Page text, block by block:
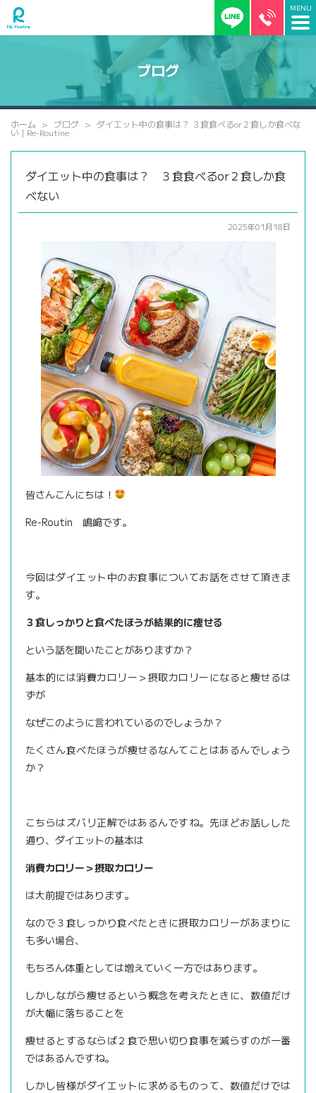
ブログ
ホーム ブログ ダイエット中の食事は？ ３食食べるor２食しか食べな
い | Re-Routine
ダイエット中の食事は？ ３食食べるor２食しか食
べない
2025年01月18日
皆さんこんにちは！
Re-Routin 嶋﨑です。
今回はダイエット中のお食事についてお話をさせて頂きま
す。
３食しっかりと食べたほうが結果的に痩せる
という話を聞いたことがありますか？
基本的には消費カロリー＞摂取カロリーになると痩せるは
ずが
なぜこのように言われているのでしょうか？
たくさん食べたほうが痩せるなんてことはあるんでしょう
か？
こちらはズバリ正解ではあるんですね。先ほどお話しした
通り、ダイエットの基本は
消費カロリー＞摂取カロリー
は大前提ではあります。
なので３食しっかり食べたときに摂取カロリーがあまりに
も多い場合、
もちろん体重としては増えていく一方ではあります。
しかしながら痩せるという概念を考えたときに、数値だけ
が大幅に落ちることを
痩せるとするならば２食で思い切り食事を減らすのが一番
ではあるんですね。
しかし皆様がダイエットに求めるものって、数値だけでは